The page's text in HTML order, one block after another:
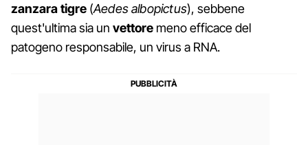
zanzara tigre (Aedes albopictus), sebbene
quest'ultima sia un vettore meno efficace del
patogeno responsabile, un virus a RNA.